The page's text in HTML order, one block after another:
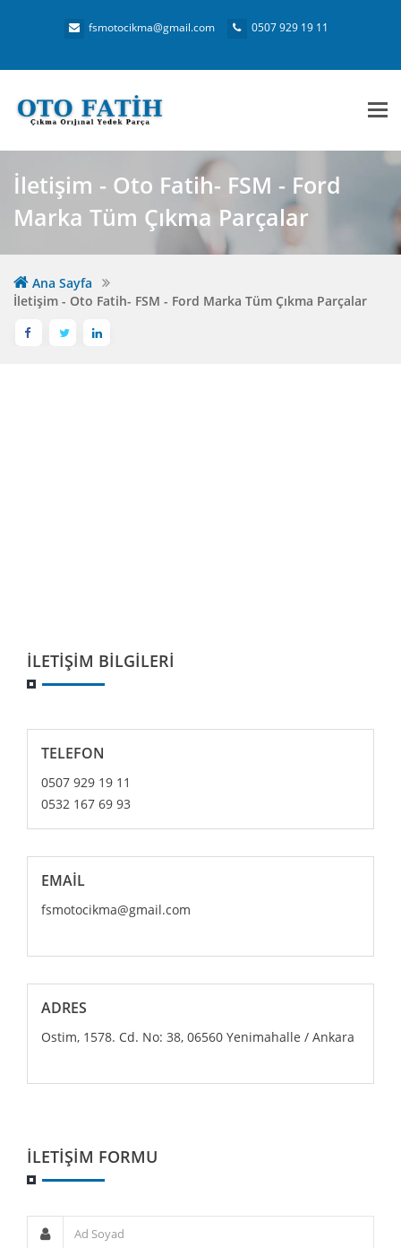
fsmotocikma@gmail.com 0507 929 19 11
İletişim - Oto Fatih- FSM - Ford
Marka Tüm Çıkma Parçalar
Ana Sayfa
İletişim - Oto Fatih- FSM - Ford Marka Tüm Çıkma Parçalar
İLETIŞIM BILGILERI
TELEFON
0507 929 19 11
0532 167 69 93
EMAIL
fsmotocikma@gmail.com
ADRES
Ostim, 1578. Cd. No: 38, 06560 Yenimahalle / Ankara
İLETIŞIM FORMU